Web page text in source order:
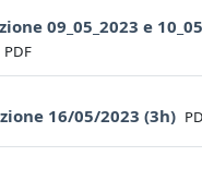
09_05_2023 e
File
PDF
16/05/2023 (3h)